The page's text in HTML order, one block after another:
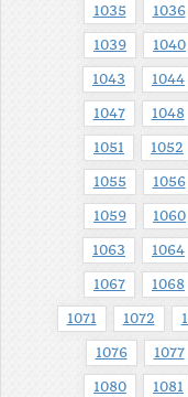
1035 1036
1039 1040
1043 1044
1047 1048
1051 1052
1055 1056
1059 1060
1063 1064
1067 1068
1071 1072
1076 1077
1080 1081